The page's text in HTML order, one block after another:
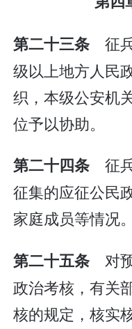
第二十三条 征
级以上地方人民
织，本级公安机
位予以协助。
第二十四条 征
征集的应征公民
家庭成员等情况。
第二十五条 对
政治考核，有关
核的规定，核实